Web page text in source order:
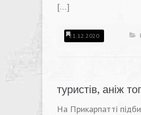
[…]
21.12.2020
туристів, аніж
На Прикарпатті